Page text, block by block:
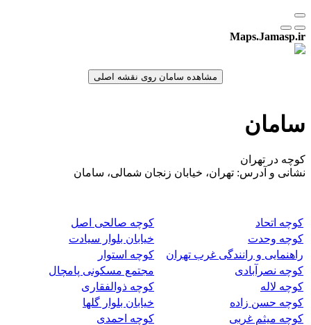
Maps.Jamasp.ir
سامان
کوچه در تهران
نشانی و آدرس: تهران، خیابان زنجان شمالی، سامان
کوچه اتحاد
کوچه صالحی اصل
کوچه وحدت
خیابان بلوار سیادت
راهنمایی و رانندگی غرب تهران
کوچه استوار
کوچه نصرآبادی
مجتمع مسکونی پامچال
کوچه لاله
کوچه ذوالفقاری
کوچه حسن زاده
خیابان بلوار گلها
کوچه میثم غربی
کوچه احمدی